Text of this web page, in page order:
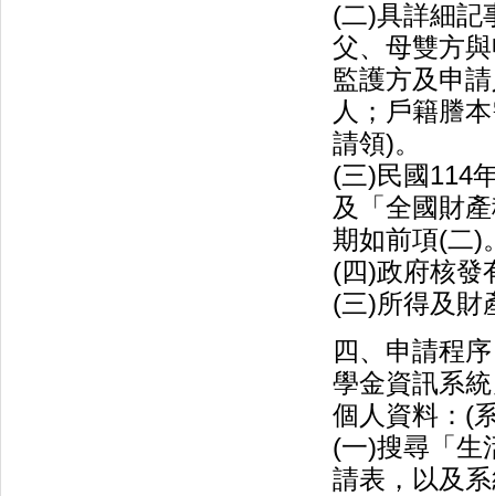
(二)具詳細記
父、母雙方
監護方及申
人；戶籍謄
請領)。
(三)民國114
及「全國財
期如前項(二)
(四)政府核發
(三)所得及財
四、申請程
學金資訊系
個人資料：(
(一)搜尋「生
請表，以及